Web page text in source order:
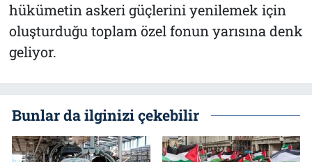
hükümetin askeri güçlerini yenilemek için
oluşturduğu toplam özel fonun yarısına denk
geliyor.
Bunlar da ilginizi çekebilir